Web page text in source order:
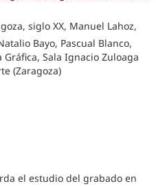
siglo XX, Manuel Lahoz,
Bayo, Pascual Blanco,
Gráfica, Sala Ignacio Zuloaga
(Zaragoza)
el estudio del grabado en